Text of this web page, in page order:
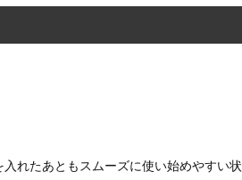
れたあともスムーズに使い始めやすい